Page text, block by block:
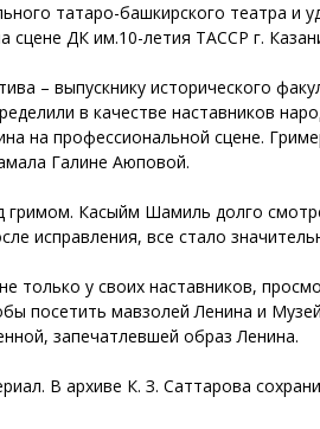
татаро-башкирского театра и
сцене ДК им.10-летия ТАССР г.
– выпускнику исторического
в качестве наставников
на профессиональной сцене.
Галине Аюповой.
Касыйм Шамиль долго
исправления, все стало
только у своих наставников,
посетить мавзолей Ленина и
запечатлевшей образ Ленина.
В архиве К. З. Саттарова